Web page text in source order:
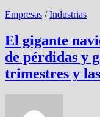
Empresas /Industrias
El gigante
de pérdidas y
trimestres y